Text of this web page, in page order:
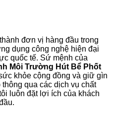
đơn vị hàng đầu trong
dụng công nghệ hiện đại
quốc tế. Sứ mệnh của
Môi Trường Hút Bể Phốt
khỏe cộng đồng và giữ gìn
qua các dịch vụ chất
luôn đặt lợi ích của khách